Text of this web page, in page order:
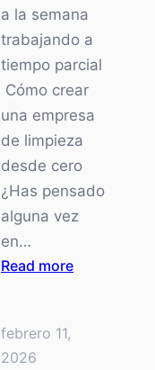
a la semana
trabajando a
tiempo parcial
Cómo crear
una empresa
de limpieza
desde cero
¿Has pensado
alguna vez
en…
Read more:
febrero 11,
2026